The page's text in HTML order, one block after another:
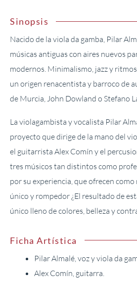
Sinopsis
Nacido de la viola da gamba, Pilar
músicas antiguas con aires nuevos
modernos. Minimalismo, jazz y
un origen renacentista y barroco de
de Murcia, John Dowland o Stefano
La violagambista y vocalista Pilar
proyecto que dirige de la mano del
el guitarrista Alex Comín y el
tres músicos tan distintos como
por su experiencia, que ofrecen
único y rompedor ¿El resultado de
único lleno de colores, belleza y
Ficha Artística
Pilar Almalé, voz y viola da
Alex Comín, guitarra.